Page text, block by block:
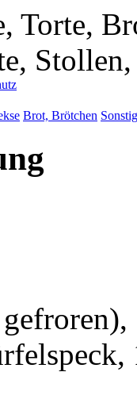
Torte,
Brot, Brötchen